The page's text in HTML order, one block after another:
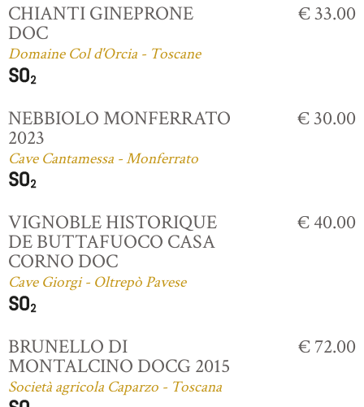
CHIANTI GINEPRONE
DOC
Domaine Col d'Orcia - Toscane
€ 33.00
NEBBIOLO MONFERRATO
2023
Cave Cantamessa - Monferrato
€ 30.00
VIGNOBLE HISTORIQUE
DE BUTTAFUOCO CASA
CORNO DOC
Cave Giorgi - Oltrepò Pavese
€ 40.00
BRUNELLO DI
MONTALCINO DOCG 2015
Società agricola Caparzo - Toscana
€ 72.00